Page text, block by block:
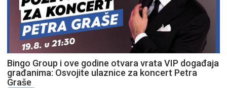
Bingo Group i ove godine otvara vrata VIP događaja
građanima: Osvojite ulaznice za koncert Petra
Graše